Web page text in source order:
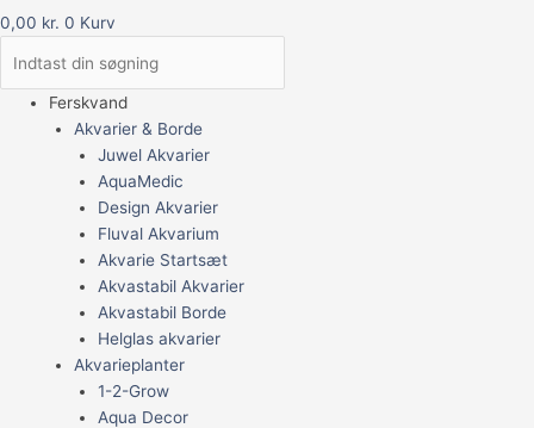
0,00 kr. 0 Kurv
Ferskvand
Akvarier & Borde
Juwel Akvarier
AquaMedic
Design Akvarier
Fluval Akvarium
Akvarie Startsæt
Akvastabil Akvarier
Akvastabil Borde
Helglas akvarier
Akvarieplanter
1-2-Grow
Aqua Decor